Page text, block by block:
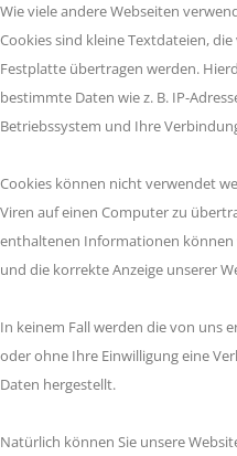
Wie viele andere Webseiten
Cookies sind kleine Textdateien,
Festplatte übertragen werden.
bestimmte Daten wie z. B. IP-
Betriebssystem und Ihre
Cookies können nicht verwendet
Viren auf einen Computer zu
enthaltenen Informationen
und die korrekte Anzeige unserer
In keinem Fall werden die von uns
oder ohne Ihre Einwilligung eine
Daten hergestellt.
Natürlich können Sie unsere